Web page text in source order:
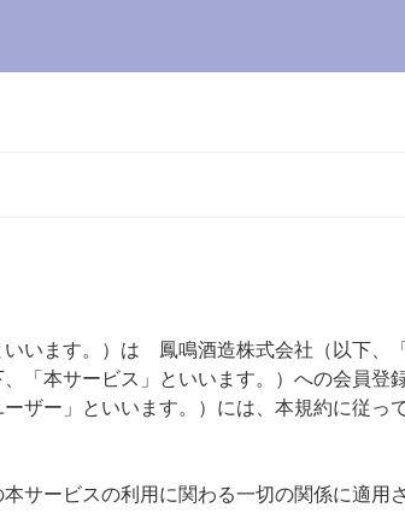
います。）は 鳳鳴酒造株式会社（以下、
「本サービス」といいます。）への会員登
ザー」といいます。）には、本規約に従っ
サービスの利用に関わる一切の関係に適用